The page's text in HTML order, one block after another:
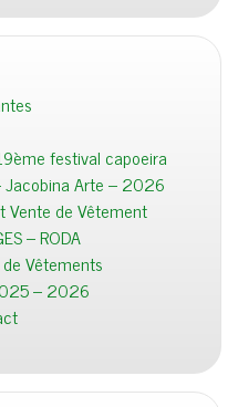
festival capoeira
Jacobina Arte – 2026
Vente de Vêtement
– RODA
Vêtements
– 2026